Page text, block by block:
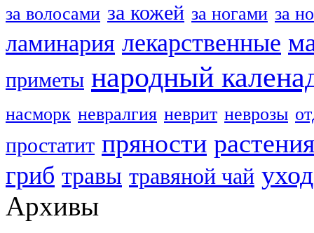
за волосами за кожей за ногами за
ламинария лекарственные
приметы народный
насморк невралгия неврит неврозы
простатит пряности растения
гриб травы травяной чай уход
Архивы